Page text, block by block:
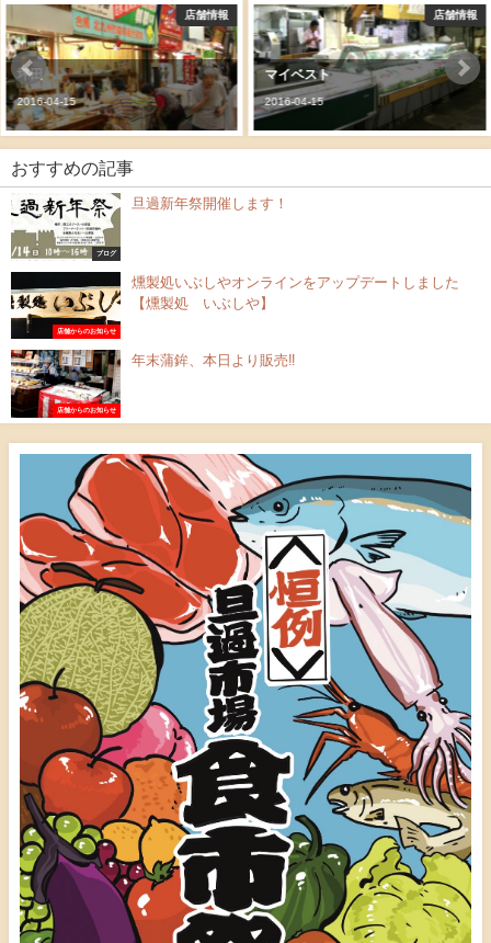
店舗情報 店舗情報
マイベスト
2016-04-15
米夢マイム
2016-04-15
おすすめの記事
ブログ
旦過新年祭開催します！
店舗からのお知らせ
燻製処いぶしやオンラインをアップデートしました
【燻製処 いぶしや】
店舗からのお知らせ
年末蒲鉾、本日より販売‼︎